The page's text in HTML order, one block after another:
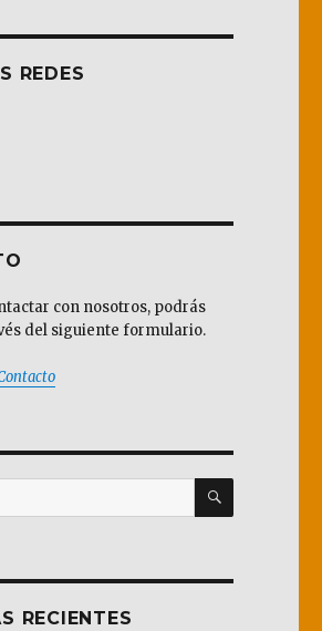
REDES
con nosotros, podrás
del siguiente formulario.
BUSCAR
RECIENTES